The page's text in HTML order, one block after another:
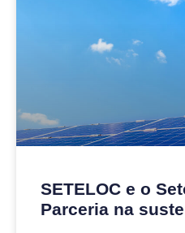
SETELOC e o
Parceria na